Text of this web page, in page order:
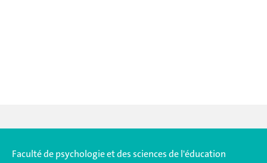
Faculté de psychologie et des sciences de l'éducation